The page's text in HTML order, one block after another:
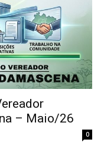
– Maio/26
0